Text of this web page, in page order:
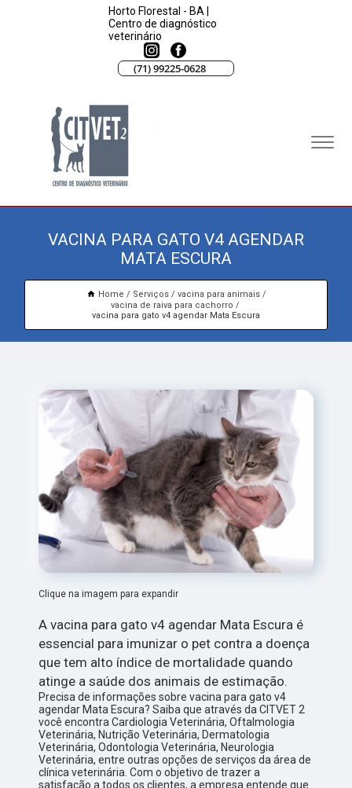
Horto Florestal - BA |
Centro de diagnóstico
veterinário
(71) 99225-0628
VACINA PARA GATO V4 AGENDAR
MATA ESCURA
Home Serviços
vacina para animais
vacina de raiva para cachorro
vacina para gato v4 agendar Mata Escura
Clique na imagem para expandir
A vacina para gato v4 agendar Mata Escura é
essencial para imunizar o pet contra a doença
que tem alto índice de mortalidade quando
atinge a saúde dos animais de estimação.
Precisa de informações sobre vacina para gato v4
agendar Mata Escura? Saiba que através da CITVET 2
você encontra Cardiologia Veterinária, Oftalmologia
Veterinária, Nutrição Veterinária, Dermatologia
Veterinária, Odontologia Veterinária, Neurologia
Veterinária, entre outras opções de serviços da área de
clínica veterinária. Com o objetivo de trazer a
satisfação a todos os clientes, a empresa entende que